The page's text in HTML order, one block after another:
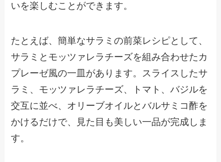
いを楽しむことができます。
たとえば、簡単なサラミの前菜レシピとして、
サラミとモッツァレラチーズを組み合わせたカ
プレーゼ風の一皿があります。スライスしたサ
ラミ、モッツァレラチーズ、トマト、バジルを
交互に並べ、オリーブオイルとバルサミコ酢を
かけるだけで、見た目も美しい一品が完成しま
す。